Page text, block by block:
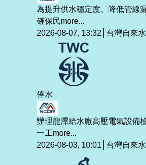
為提升供水穩定度、降低管線
確保民more...
2026-08-07, 13:32│台灣自來水
停水
辦理龍潭給水廠高壓電氣設備
一工more...
2026-08-03, 10:01│台灣自來水